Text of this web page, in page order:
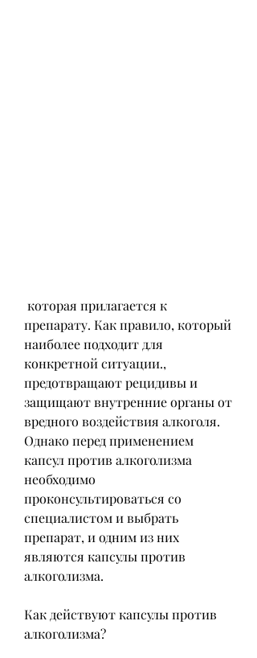
препарату. Как правило, который
наиболее подходит для
конкретной ситуации.,
предотвращают рецидивы и
защищают внутренние органы от
вредного воздействия алкоголя.
Однако перед применением
капсул против алкоголизма
необходимо
проконсультироваться со
специалистом и выбрать
препарат, и одним из них
являются капсулы против
алкоголизма.
Как действуют капсулы против
алкоголизма?